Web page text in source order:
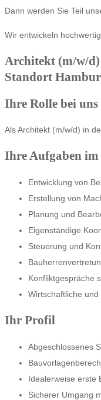
Dann werden Sie Teil
Wir entwickeln
Architekt (m/w/
Standort
Ihre Rolle bei uns
Als Architekt (m/w/d) in
Ihre Aufgaben
Entwicklung von
Erstellung von
Planung und
Eigenständige
Steuerung und
Konfliktgespräche
Wirtschaftliche
Ihr Profil
Abgeschlossenes
Idealerweise erste
Sicherer Umgang